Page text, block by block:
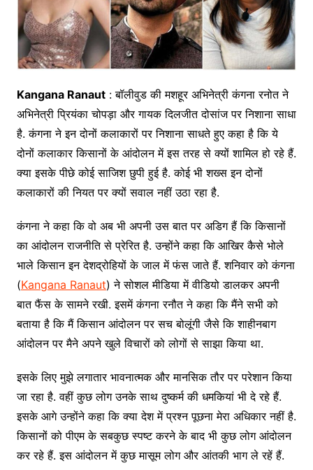
Kangana Ranaut: बॉलीवुड की मशहूर अभिनेत्री कंगना रनोत ने
अभिनेत्री प्रियंका चोपड़ा और गायक दिलजीत दोसांज पर निशाना साधा
है. कंगना ने इन दोनों कलाकारों पर निशाना साधते हुए कहा है कि ये
दोनों कलाकार किसानों के आंदोलन में इस तरह से क्यों शामिल हो रहे हैं.
क्या इसके पीछे कोई साजिश छुपी हुई है. कोई भी शख्स इन दोनों
कलाकारों की नियत पर क्यों सवाल नहीं उठा रहा है.
कंगना ने कहा कि वो अब भी अपनी उस बात पर अडिग हैं कि किसानों
का आंदोलन राजनीति से प्रेरित है. उन्होंने कहा कि आखिर कैसे भोले
भाले किसान इन देशद्रोहियों के जाल में फंस जाते हैं. शनिवार को कंगना
(Kangana Ranaut) ने सोशल मीडिया में वीडियो डालकर अपनी
बात फैंस के सामने रखी. इसमें कंगना रनौत ने कहा कि मैंने सभी को
बताया है कि मैं किसान आंदोलन पर सच बोलूंगी जैसे कि शाहीनबाग
आंदोलन पर मैने अपने खुले विचारों को लोगों से साझा किया था.
इसके लिए मुझे लगातार भावनात्मक और मानसिक तौर पर परेशान किया
जा रहा है. वहीं कुछ लोग उनके साथ दुष्कर्म की धमकियां भी दे रहे हैं.
इसके आगे उन्होंने कहा कि क्या देश में प्रश्न पूछना मेरा अधिकार नहीं है.
किसानों को पीएम के सबकुछ स्पष्ट करने के बाद भी कुछ लोग आंदोलन
कर रहे हैं. इस आंदोलन में कुछ मासूम लोग और आंतकी भाग ले रहें हैं.